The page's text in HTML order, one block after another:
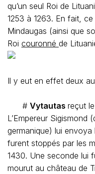
qu’un seul Roi de
1253 à 1263. En fait,
Mindaugas (ainsi que
Roi couronné de
Il y eut en effet deux
# Vytautas reçut
L’Empereur Sigismond
germanique) lui
furent stoppés par les
1430. Une seconde lui
mourut au château de